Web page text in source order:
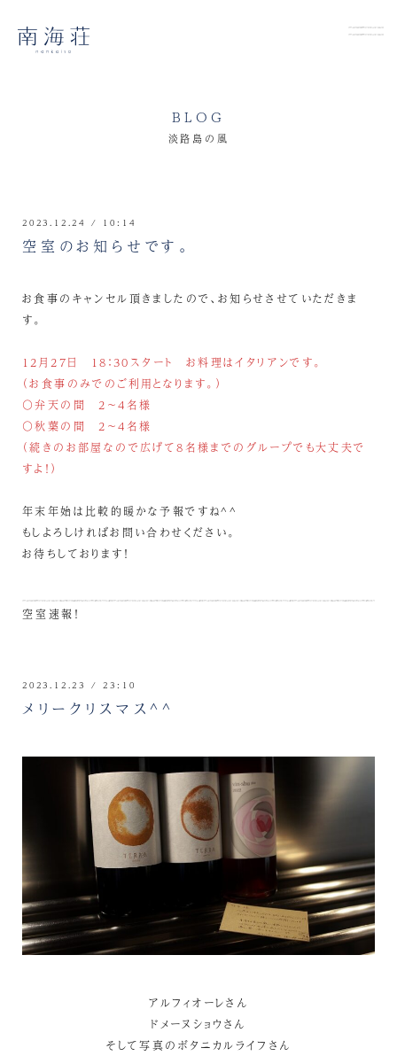
BLOG
淡路島の風
2023.12.24 / 10:14
空室のお知らせです。
お食事のキャンセル頂きましたので、お知らせさせていただきま
す。
12月27日 18：30スタート お料理はイタリアンです。
（お食事のみでのご利用となります。）
〇弁天の間 2～4名様
〇秋葉の間 2～4名様
（続きのお部屋なので広げて8名様までのグループでも大丈夫で
すよ！）
年末年始は比較的暖かな予報ですね^^
もしよろしければお問い合わせください。
お待ちしております！
空室速報！
2023.12.23 / 23:10
メリークリスマス^^
アルフィオーレさん
ドメーヌショウさん
そして写真のボタニカルライフさん